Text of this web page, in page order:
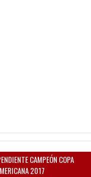
CAMPEÓN COPA
2017